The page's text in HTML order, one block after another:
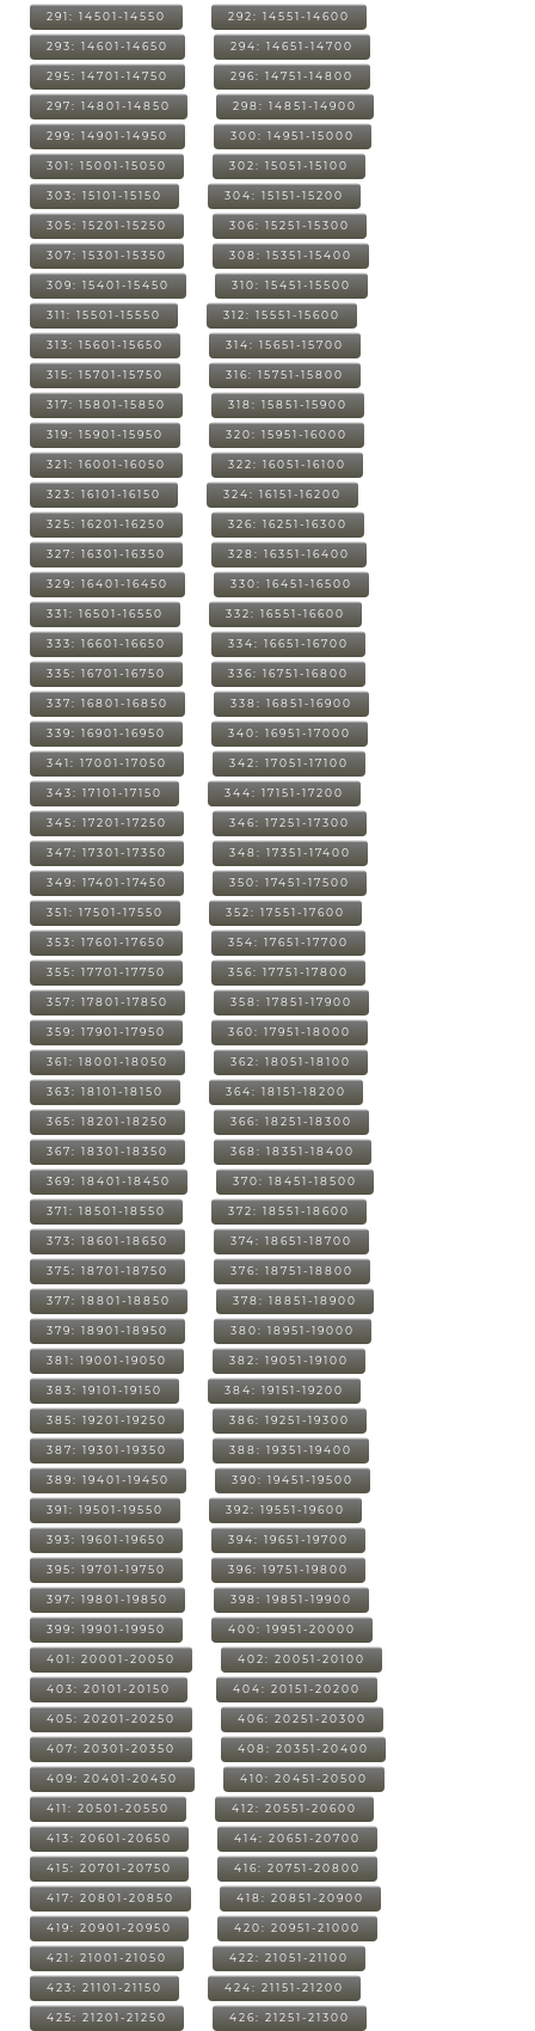
291: 14501-14550 292: 14551-14600
293: 14601-14650 294: 14651-14700
295: 14701-14750 296: 14751-14800
297: 14801-14850 298: 14851-14900
299: 14901-14950 300: 14951-15000
301: 15001-15050 302: 15051-15100
303: 15101-15150 304: 15151-15200
305: 15201-15250 306: 15251-15300
307: 15301-15350 308: 15351-15400
309: 15401-15450 310: 15451-15500
311: 15501-15550 312: 15551-15600
313: 15601-15650 314: 15651-15700
315: 15701-15750 316: 15751-15800
317: 15801-15850 318: 15851-15900
319: 15901-15950 320: 15951-16000
321: 16001-16050 322: 16051-16100
323: 16101-16150 324: 16151-16200
325: 16201-16250 326: 16251-16300
327: 16301-16350 328: 16351-16400
329: 16401-16450 330: 16451-16500
331: 16501-16550 332: 16551-16600
333: 16601-16650 334: 16651-16700
335: 16701-16750 336: 16751-16800
337: 16801-16850 338: 16851-16900
339: 16901-16950 340: 16951-17000
341: 17001-17050 342: 17051-17100
343: 17101-17150 344: 17151-17200
345: 17201-17250 346: 17251-17300
347: 17301-17350 348: 17351-17400
349: 17401-17450 350: 17451-17500
351: 17501-17550 352: 17551-17600
353: 17601-17650 354: 17651-17700
355: 17701-17750 356: 17751-17800
357: 17801-17850 358: 17851-17900
359: 17901-17950 360: 17951-18000
361: 18001-18050 362: 18051-18100
363: 18101-18150 364: 18151-18200
365: 18201-18250 366: 18251-18300
367: 18301-18350 368: 18351-18400
369: 18401-18450 370: 18451-18500
371: 18501-18550 372: 18551-18600
373: 18601-18650 374: 18651-18700
375: 18701-18750 376: 18751-18800
377: 18801-18850 378: 18851-18900
379: 18901-18950 380: 18951-19000
381: 19001-19050 382: 19051-19100
383: 19101-19150 384: 19151-19200
385: 19201-19250 386: 19251-19300
387: 19301-19350 388: 19351-19400
389: 19401-19450 390: 19451-19500
391: 19501-19550 392: 19551-19600
393: 19601-19650 394: 19651-19700
395: 19701-19750 396: 19751-19800
397: 19801-19850 398: 19851-19900
399: 19901-19950 400: 19951-20000
401: 20001-20050 402: 20051-20100
403: 20101-20150 404: 20151-20200
405: 20201-20250 406: 20251-20300
407: 20301-20350 408: 20351-20400
409: 20401-20450 410: 20451-20500
411: 20501-20550 412: 20551-20600
413: 20601-20650 414: 20651-20700
415: 20701-20750 416: 20751-20800
417: 20801-20850 418: 20851-20900
419: 20901-20950 420: 20951-21000
421: 21001-21050 422: 21051-21100
423: 21101-21150 424: 21151-21200
425: 21201-21250 426: 21251-21300